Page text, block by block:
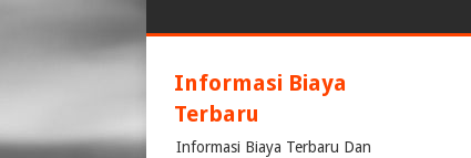
Informasi Biaya
Terbaru
Informasi Biaya Terbaru Dan